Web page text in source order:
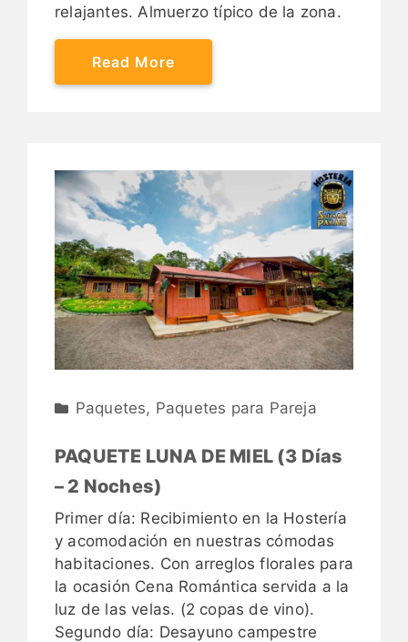
relajantes. Almuerzo típico de la zona.
Read More
Paquetes, Paquetes para Pareja
PAQUETE LUNA DE MIEL (3 Días
– 2 Noches)
Primer día: Recibimiento en la Hostería
y acomodación en nuestras cómodas
habitaciones. Con arreglos florales para
la ocasión Cena Romántica servida a la
luz de las velas. (2 copas de vino).
Segundo día: Desayuno campestre